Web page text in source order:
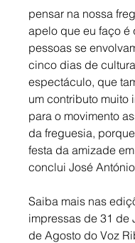
pensar na nossa
apelo que eu faço é
pessoas se
cinco dias de
espectáculo, que
um contributo muito
para o movimento
da freguesia,
festa da amizade
conclui José
Saiba mais nas
impressas de 31 de
de Agosto do Voz